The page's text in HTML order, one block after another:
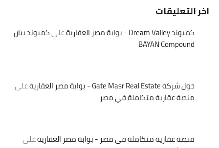
اخر التعليقات
كمبوند Dream Valley - بوابة مصر العقارية علىكمبوند بيان
BAYAN Compound
حول شركة Gate Masr Real Estate - بوابة مصر العقارية
على
منصة عقارية متكاملة في مصر
منصة عقارية متكاملة في مصر - بوابة مصر العقاريةعلى